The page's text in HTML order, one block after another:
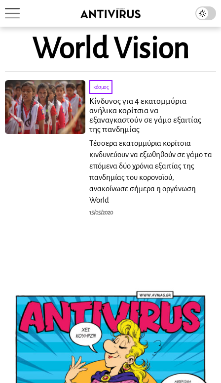
World Vision
κόσμος
Κίνδυνος για 4 εκατομμύρια
ανήλικα κορίτσια να
εξαναγκαστούν σε γάμο εξαιτίας
της πανδημίας
Τέσσερα εκατομμύρια κορίτσια
κινδυνεύουν να εξωθηθούν σε γάμο τα
επόμενα δύο χρόνια εξαιτίας της
πανδημίας του κορονοϊού,
ανακοίνωσε σήμερα η οργάνωση
World
15/05/2020